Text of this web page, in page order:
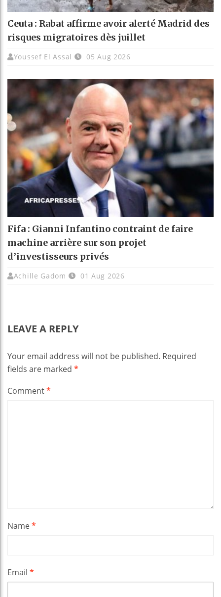
Ceuta : Rabat affirme avoir alerté Madrid des
risques migratoires dès juillet
Youssef El Assal 05 Aug 2026
Fifa : Gianni Infantino contraint de faire
machine arrière sur son projet
d’investisseurs privés
Achille Gadom 01 Aug 2026
LEAVE A REPLY
Your email address will not be published. Required
fields are marked *
Comment*
Name*
Email *